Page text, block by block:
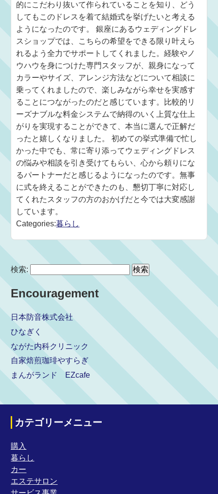
的にこだわり抜いて作られていることを知り、どう
してもこのドレスを着て結婚式を挙げたいと考える
ようになったのです。 銀座にあるウェディングドレ
スショップでは、こちらの希望をできる限り叶えら
れるよう全力でサポートしてくれました。経験やノ
ウハウを身につけた専門スタッフが、親身になって
カラーやサイズ、アレンジ方法などについて相談に
乗ってくれましたので、楽しみながら幸せを実感す
ることにつながったのだと感じています。比較的リ
ーズナブルな料金システムで納得のいく上質な仕上
がりを実現することができて、本当に選んで正解だ
ったと嬉しくなりました。 初めての挙式準備で忙し
かった中でも、常に寄り添ってウェディングドレス
の悩みや相談を引き受けてもらい、心から頼りにな
るパートナーだと感じるようになったのです。無事
に式を終えることができたのも、懇切丁寧に対応し
てくれたスタッフの方のおかげだと今では大変感謝
しています。
Categories:暮らし
検索:
Encouragement
日本防音株式会社
ひなぎく
ながた内科クリニック
自家焙煎珈琲やすらぎ
まんがランド EZcafe
カテゴリーメニュー
購入
暮らし
カー
エステサロン